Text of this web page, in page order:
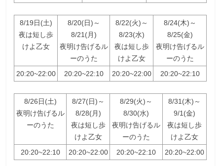
8/19日(土)
夜は短し歩
けよ乙女
8/20(日)～
8/21(月)
夜明け告げるル
ーのうた
8/22(火)～
8/23(水)
夜は短し歩
けよ乙女
8/24(木)～
8/25(金)
夜明け告げるル
ーのうた
20:20~22:00
20:20~22:10 20:20~22:00 20:20~22:10
8/26日(土)
夜明け告げるル
ーのうた
8/27(日)～
8/28(月)
夜は短し歩
けよ乙女
8/29(火)～
8/30(水)
夜明け告げるル
ーのうた
8/31(木)～
9/1(金)
夜は短し歩
けよ乙女
20:20~22:10
20:20~22:00 20:20~22:10 20:20~22:00